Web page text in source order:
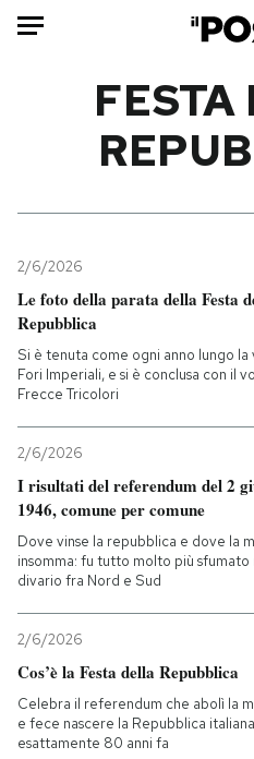
Mondo
Tecnologia
Internet
Cultura
Economia
PODCAST
I MIEI PREFERITI
SHOP
2/6/2026
Le foto della parata della Festa
Repubblica
Si è tenuta come ogni anno lungo la
Fori Imperiali, e si è conclusa con il
Frecce Tricolori
2/6/2026
I risultati del referendum del 2
1946, comune per comune
Dove vinse la repubblica e dove la
insomma: fu tutto molto più
divario fra Nord e Sud
2/6/2026
Cos’è la Festa della Repubblica
Celebra il referendum che abolì la
e fece nascere la Repubblica
esattamente 80 anni fa